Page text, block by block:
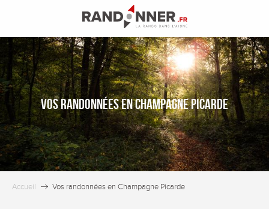
contenu
principal
Vos randonnées en Champagne Picarde
Accueil Vos randonnées en Champagne Picarde